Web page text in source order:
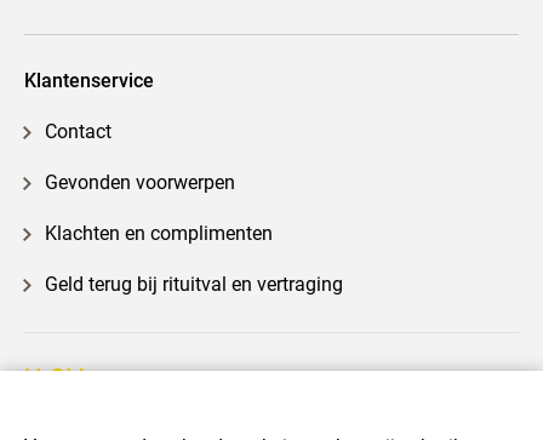
Klantenservice
Contact
Gevonden voorwerpen
Klachten en complimenten
Geld terug bij rituitval en vertraging
U-OV